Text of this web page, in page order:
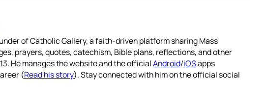
of Catholic Gallery, a faith-driven platform sharing Mass
prayers, quotes, catechism, Bible plans, reflections, and other
He manages the website and the officialAndroid/iOSapps
(Read his story). Stay connected with him on the official social